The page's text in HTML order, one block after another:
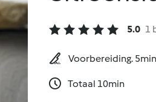
5.0 1
Voorbereiding. 5min
Totaal 10min